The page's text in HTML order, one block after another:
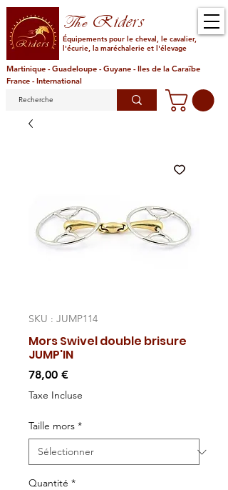
TheRiders
Équipements pour le cheval, le cavalier,
l'écurie, la maréchalerie et l'élevage
Martinique - Guadeloupe - Guyane - Iles de la Caraïbe
France - International
SKU : JUMP114
Mors Swivel double brisure
JUMP'IN
78,00 €Prix
Taxe Incluse
Taille mors *
Quantité *